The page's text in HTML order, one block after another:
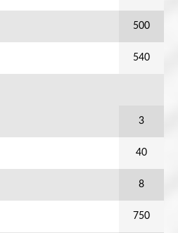
500
540
3
40
8
750